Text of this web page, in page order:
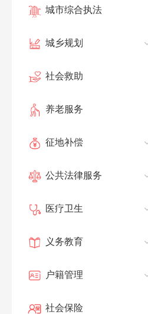
城市综合执法
城乡规划
社会救助
养老服务
征地补偿
公共法律服务
医疗卫生
义务教育
户籍管理
社会保险